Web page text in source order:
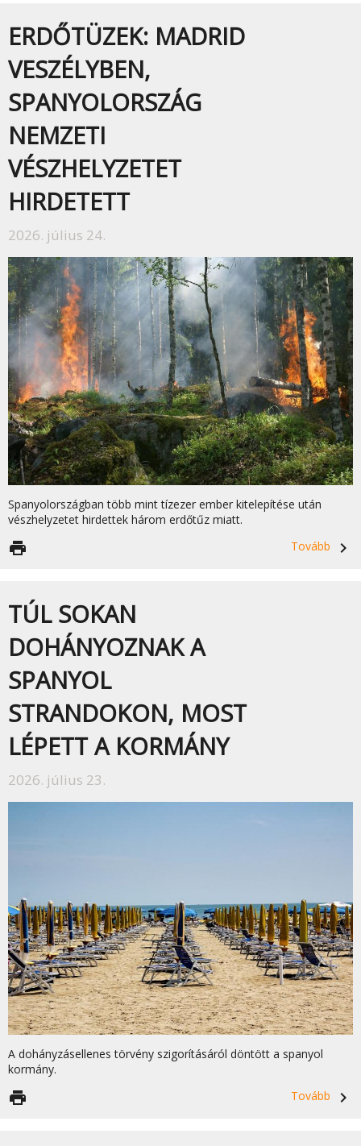
ERDŐTÜZEK: MADRID
VESZÉLYBEN,
SPANYOLORSZÁG
NEMZETI
VÉSZHELYZETET
HIRDETETT
2026. július 24.
Spanyolországban több mint tízezer ember kitelepítése után
vészhelyzetet hirdettek három erdőtűz miatt.
Tovább
navigate_next
print
TÚL SOKAN
DOHÁNYOZNAK A
SPANYOL
STRANDOKON, MOST
LÉPETT A KORMÁNY
2026. július 23.
A dohányzásellenes törvény szigorításáról döntött a spanyol
kormány.
Tovább
navigate_next
print